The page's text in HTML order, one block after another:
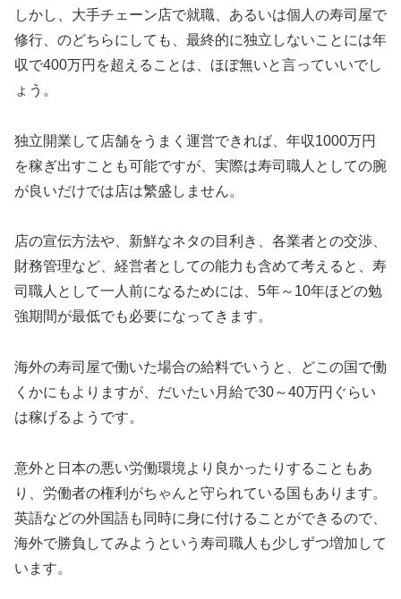
しかし、大手チェーン店で就職、あるいは個人の寿司屋で
修行、のどちらにしても、最終的に独立しないことには年
収で400万円を超えることは、ほぼ無いと言っていいでし
ょう。
独立開業して店舗をうまく運営できれば、年収1000万円
を稼ぎ出すことも可能ですが、実際は寿司職人としての腕
が良いだけでは店は繁盛しません。
店の宣伝方法や、新鮮なネタの目利き、各業者との交渉、
財務管理など、経営者としての能力も含めて考えると、寿
司職人として一人前になるためには、5年～10年ほどの勉
強期間が最低でも必要になってきます。
海外の寿司屋で働いた場合の給料でいうと、どこの国で働
くかにもよりますが、だいたい月給で30～40万円ぐらい
は稼げるようです。
意外と日本の悪い労働環境より良かったりすることもあ
り、労働者の権利がちゃんと守られている国もあります。
英語などの外国語も同時に身に付けることができるので、
海外で勝負してみようという寿司職人も少しずつ増加して
います。